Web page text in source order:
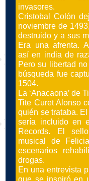
invasores.
Cristobal Colón
noviembre de
destruido y a sus
Era una afrenta.
así en india de
Pero su libertad
búsqueda fue
1504.
La ‘Anacaona’ de
Tite Curet Alonso
quién se trataba.
sería incluido en
Records. El
musical de
escenarios
drogas.
En una entrevista
que se inspiró en